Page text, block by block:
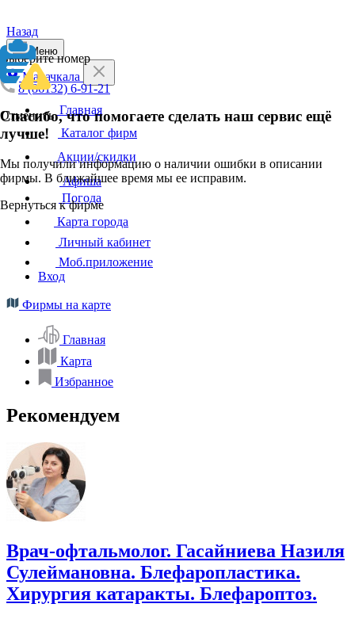
Назад
Выберите номер
8 (86132) 6-91-21
Отменить
Спасибо, что помогаете сделать наш сервис ещё
лучше!
Мы получили информацию о наличии ошибки в описании
фирмы. В ближайшее время мы ее исправим.
Вернуться к фирме
Меню
Махачкала
Главная
Каталог фирм
Акции/скидки
Афиша
Погода
Карта города
Личный кабинет
Моб.приложение
Вход
Фирмы на карте
Главная
Карта
Избранное
Рекомендуем
Врач-офтальмолог. Гасайниева Назиля
Сулеймановна. Блефаропластика.
Хирургия катаракты. Блефароптоз.